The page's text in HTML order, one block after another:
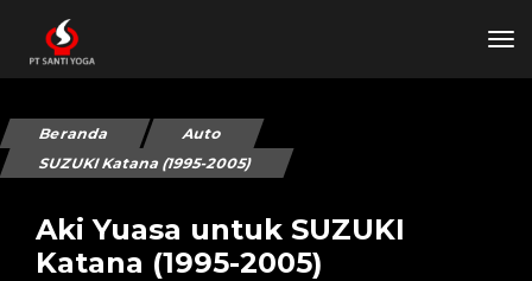
Beranda
Auto
SUZUKI Katana (1995-2005)
Aki Yuasa untuk SUZUKI
Katana (1995-2005)